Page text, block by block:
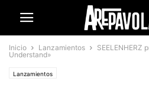
Inicio Lanzamientos
SEELENHERZ
Understand»
Lanzamientos